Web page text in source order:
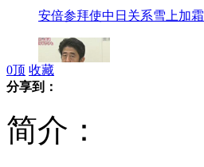
安倍参拜使中日关系雪上加霜
0顶 收藏
分享到：
简介：